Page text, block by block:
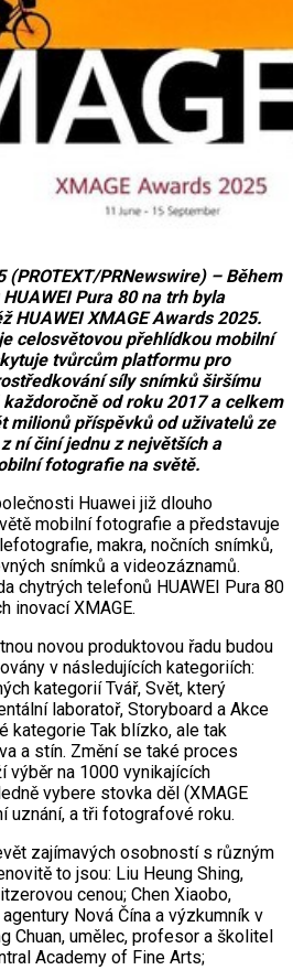
(PROTEXT/PRNewswire) – Během
Pura 80 na trh byla
HUAWEI XMAGE Awards 2025.
celosvětovou přehlídkou mobilní
tvůrcům platformu pro
síly snímků širšímu
od roku 2017 a celkem
milionů příspěvků od uživatelů ze
ní činí jednu z největších a
fotografie na světě.
Huawei již dlouho
mobilní fotografie a představuje
makra, nočních snímků,
snímků a videozáznamů.
chytrých telefonů HUAWEI Pura 80
inovací XMAGE.
novou produktovou řadu budou
v následujících kategoriích:
kategorií Tvář, Svět, který
laboratoř, Storyboard a Akce
kategorie Tak blízko, ale tak
a stín. Změní se také proces
výběr na 1000 vynikajících
vybere stovka děl (XMAGE
uznání, a tři fotografové roku.
zajímavých osobností s různým
to jsou: Liu Heung Shing,
cenou; Chen Xiaobo,
Nová Čína a výzkumník v
Chuan, umělec, profesor a školitel
Academy of Fine Arts;